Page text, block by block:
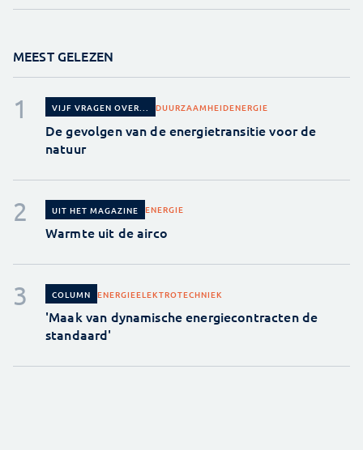
MEEST GELEZEN
VIJF VRAGEN OVER... DUURZAAMHEIDENERGIE
De gevolgen van de energietransitie voor de
natuur
UIT HET MAGAZINE ENERGIE
Warmte uit de airco
COLUMN ENERGIEELEKTROTECHNIEK
'Maak van dynamische energiecontracten de
standaard'